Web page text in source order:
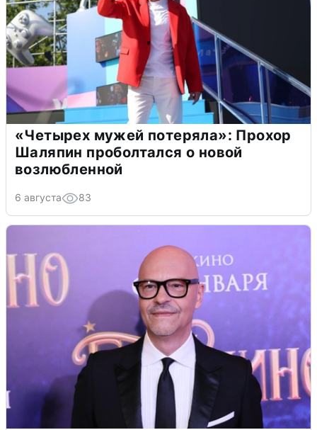
«Четырех мужей потеряла»: Прохор
Шаляпин проболтался о новой
возлюбленной
6 августа 83